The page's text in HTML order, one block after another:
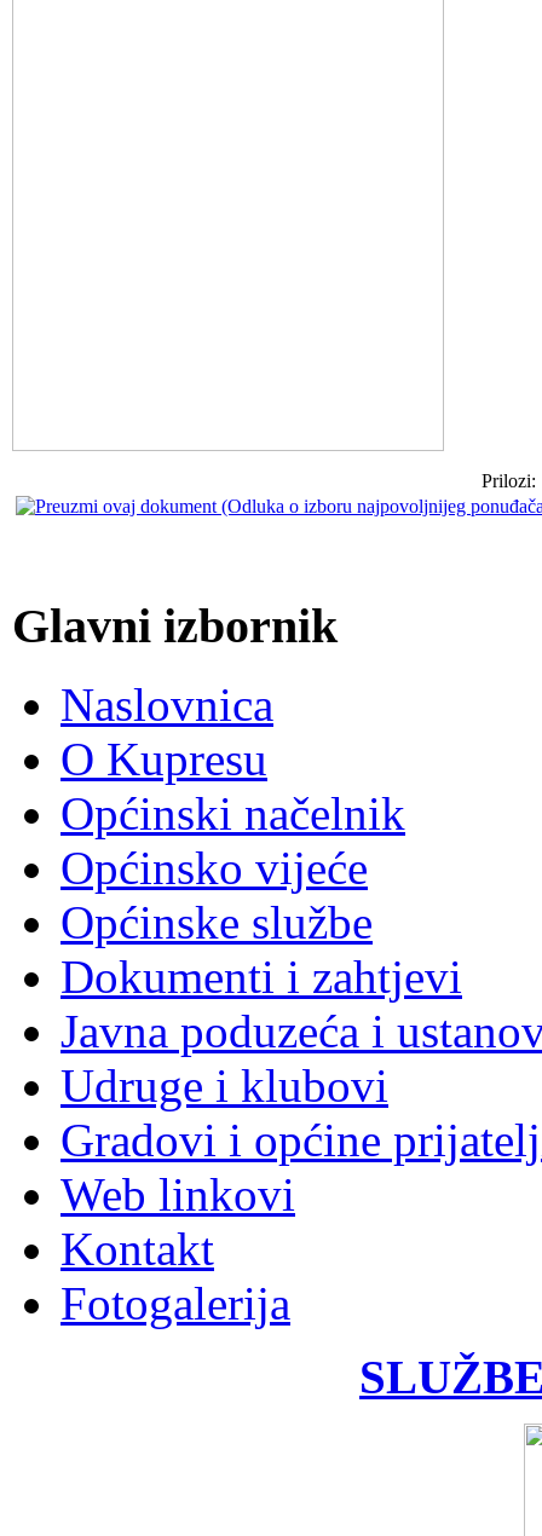
Prilozi:
Glavni izbornik
Naslovnica
O Kupresu
Općinski načelnik
Općinsko vijeće
Općinske službe
Dokumenti i zahtjevi
Javna poduzeća i
Udruge i klubovi
Gradovi i općine
Web linkovi
Kontakt
Fotogalerija